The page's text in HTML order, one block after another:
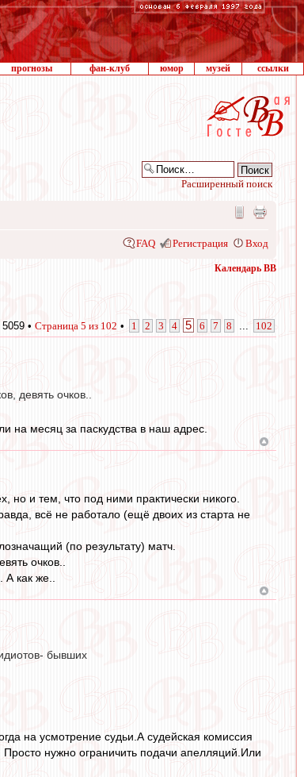
прогнозы фан-клуб юмор музей ссылки
Расширенный поиск
FAQ Регистрация Вход
Календарь ВВ
• Страница 5 из 102 • 1 2 3 4 5 6 7 8 102
девять очков..
на месяц за паскудства в наш адрес.
но и тем, что под ними практически никого.
всё не работало (ещё двоих из старта не
(по результату) матч.
очков..
как же..
бывших
на усмотрение судьи.А судейская комиссия
нужно ограничить подачи апелляций.Или